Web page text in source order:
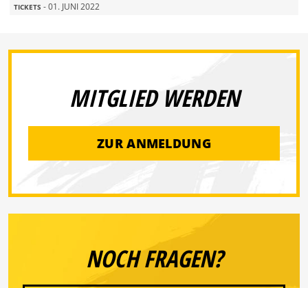
TICKETS - 01. JUNI 2022
MITGLIED WERDEN
ZUR ANMELDUNG
NOCH FRAGEN?